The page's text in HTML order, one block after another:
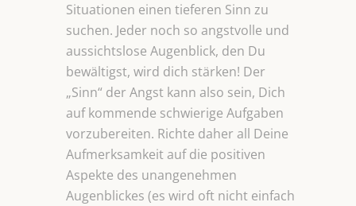
Situationen einen tieferen Sinn zu
suchen. Jeder noch so angstvolle und
aussichtslose Augenblick, den Du
bewältigst, wird dich stärken! Der
„Sinn“ der Angst kann also sein, Dich
auf kommende schwierige Aufgaben
vorzubereiten. Richte daher all Deine
Aufmerksamkeit auf die positiven
Aspekte des unangenehmen
Augenblickes (es wird oft nicht einfach